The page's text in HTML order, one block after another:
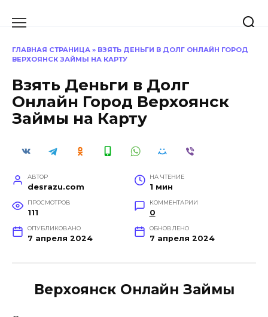
ГЛАВНАЯ СТРАНИЦА » ВЗЯТЬ ДЕНЬГИ В ДОЛГ ОНЛАЙН ГОРОД
ВЕРХОЯНСК ЗАЙМЫ НА КАРТУ
Взять Деньги в Долг
Онлайн Город Верхоянск
Займы на Карту
АВТОР
desrazu.com
НА ЧТЕНИЕ
1 мин
ПРОСМОТРОВ
111
КОММЕНТАРИИ
0
ОПУБЛИКОВАНО
7 апреля 2024
ОБНОВЛЕНО
7 апреля 2024
Верхоянск Онлайн Займы